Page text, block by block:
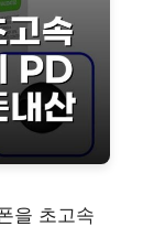
을 초고속